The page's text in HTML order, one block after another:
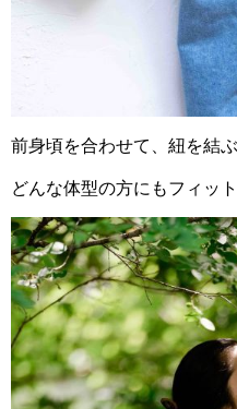
前身頃を合わせて、紐を結
どんな体型の方にもフィッ